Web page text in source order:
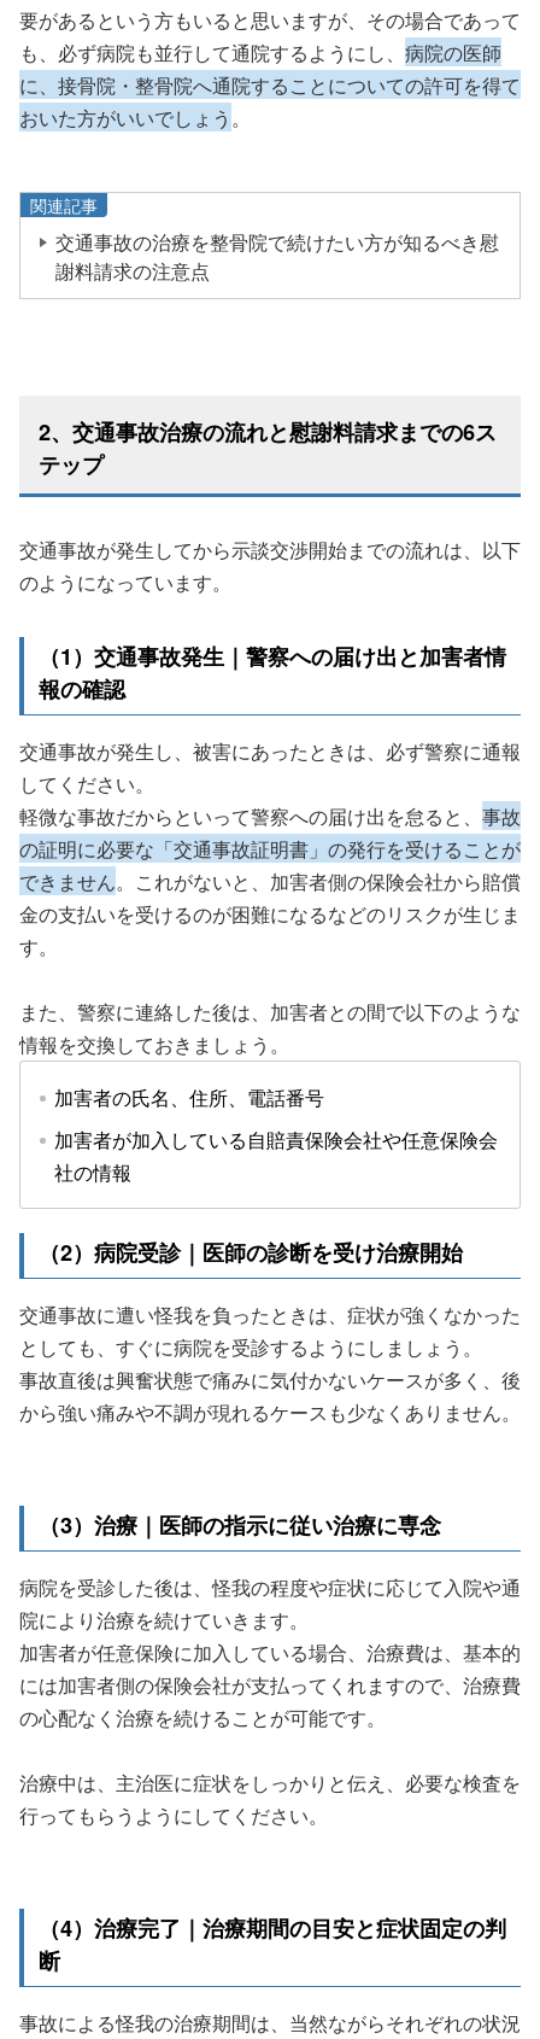
要があるという方もいると思いますが、その場合であって
も、必ず病院も並行して通院するようにし、 病院の医師
に、接骨院・整骨院へ通院することについての許可を得て
おいた方がいいでしょう 。
関連記事
交通事故の治療を整骨院で続けたい方が知るべき慰
謝料請求の注意点
2、交通事故治療の流れと慰謝料請求までの6ス
テップ
交通事故が発生してから示談交渉開始までの流れは、以下
のようになっています。
（1）交通事故発生｜警察への届け出と加害者情
報の確認
交通事故が発生し、被害にあったときは、必ず警察に通報
してください。
軽微な事故だからといって警察への届け出を怠ると、 事故
の証明に必要な「交通事故証明書」の発行を受けることが
できません。これがないと、加害者側の保険会社から賠償
金の支払いを受けるのが困難になるなどのリスクが生じま
す。
また、警察に連絡した後は、加害者との間で以下のような
情報を交換しておきましょう。
加害者の氏名、住所、電話番号
加害者が加入している自賠責保険会社や任意保険会
社の情報
（2）病院受診｜医師の診断を受け治療開始
交通事故に遭い怪我を負ったときは、症状が強くなかった
としても、すぐに病院を受診するようにしましょう。
事故直後は興奮状態で痛みに気付かないケースが多く、後
から強い痛みや不調が現れるケースも少なくありません。
（3）治療｜医師の指示に従い治療に専念
病院を受診した後は、怪我の程度や症状に応じて入院や通
院により治療を続けていきます。
加害者が任意保険に加入している場合、治療費は、基本的
には加害者側の保険会社が支払ってくれますので、治療費
の心配なく治療を続けることが可能です。
治療中は、主治医に症状をしっかりと伝え、必要な検査を
行ってもらうようにしてください。
（4）治療完了｜治療期間の目安と症状固定の判
断
事故による怪我の治療期間は、当然ながらそれぞれの状況